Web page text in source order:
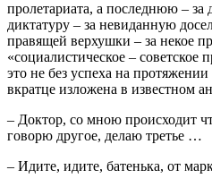
пролетариата, а последнюю –
диктатуру – за невиданную
правящей верхушки – за некое
«социалистическое – советское
это не без успеха на
вкратце изложена в известном
– Доктор, со мною происходит
говорю другое, делаю третье …
– Идите, идите, батенька, от